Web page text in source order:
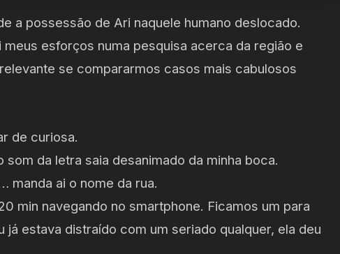
a possessão de Ari naquele humano deslocado.
esforços numa pesquisa acerca da região e
se compararmos casos mais cabulosos
de curiosa.
da letra saia desanimado da minha boca.
manda ai o nome da rua.
min navegando no smartphone. Ficamos um para
já estava distraído com um seriado qualquer, ela deu